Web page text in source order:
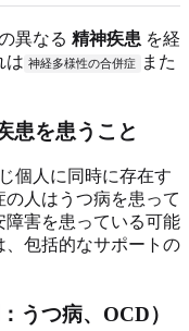
異なる 精神疾患 を経
は 神経多様性の合併症
また
患を患うこと
個人に同時に存在す
人はうつ病を患って
害を患っている可能
包括的なサポートの
うつ病、OCD）